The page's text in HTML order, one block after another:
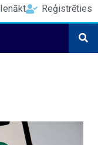
Ienākt Reģistrēties